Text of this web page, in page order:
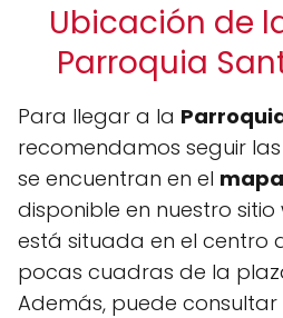
Ubicación de
Parroquia
Para llegar a la
recomendamos seguir
se encuentran en el
disponible en nuestro sitio
está situada en el centro
pocas cuadras de la
Además, puede